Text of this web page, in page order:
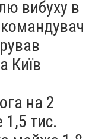
вибуху в
Київ
на 2
тис.